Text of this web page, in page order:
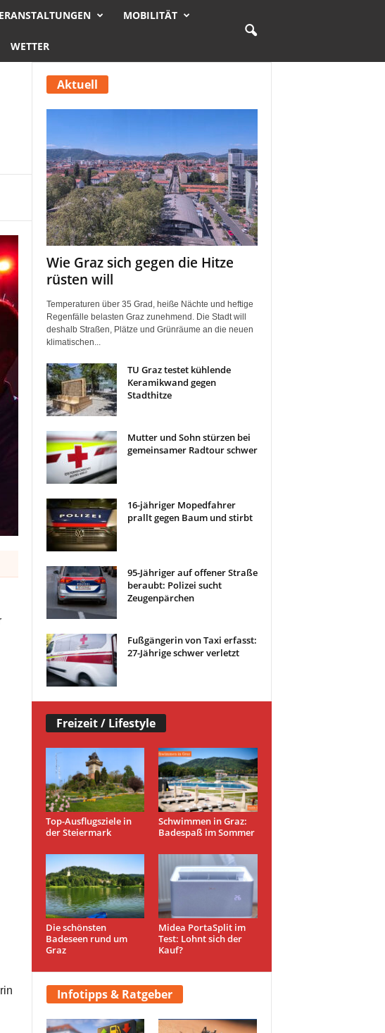
MOBILITÄT
WETTER
Aktuell
Wie Graz sich gegen die Hitze
rüsten will
Temperaturen über 35 Grad, heiße Nächte und heftige
Regenfälle belasten Graz zunehmend. Die Stadt will
deshalb Straßen, Plätze und Grünräume an die neuen
klimatischen...
TU Graz testet kühlende
Keramikwand gegen
Stadthitze
Mutter und Sohn stürzen bei
gemeinsamer Radtour schwer
16-jähriger Mopedfahrer
prallt gegen Baum und stirbt
95-Jähriger auf offener Straße
beraubt: Polizei sucht
Zeugenpärchen
Fußgängerin von Taxi erfasst:
27-Jährige schwer verletzt
Freizeit / Lifestyle
Top-Ausflugsziele in
der Steiermark
Schwimmen in Graz:
Badespaß im Sommer
Die schönsten
Badeseen rund um
Graz
Midea PortaSplit im
Test: Lohnt sich der
Kauf?
Infotipps & Ratgeber